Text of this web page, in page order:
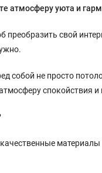
атмосферу уюта и
свой
собой не просто
спокойствия
материалы